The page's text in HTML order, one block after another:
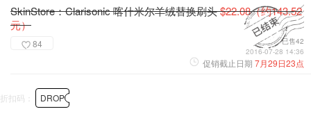
SkinStore：Clarisonic 喀什米尔羊绒替换刷头$22.08（约143.52
元）
84
已售42
2016-07-28 14:36
促销截止日期 7月29日23点
折扣码： DROP